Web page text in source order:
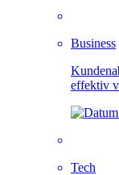
Business
effektiv
Tech